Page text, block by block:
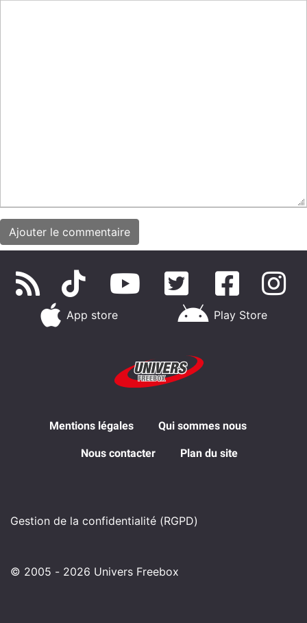
App store Play Store
Mentions légales Qui sommes nous
Nous contacter Plan du site
Gestion de la confidentialité (RGPD)
© 2005 - 2026 Univers Freebox